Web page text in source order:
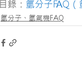
目錄： 氫分子FAQ
氫分子、氫氣機FAQ